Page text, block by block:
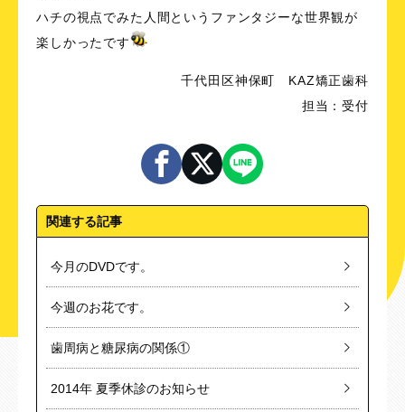
ハチの視点でみた人間というファンタジーな世界観が
楽しかったです
千代田区神保町 KAZ矯正歯科
担当：受付
関連する記事
今月のDVDです。
今週のお花です。
歯周病と糖尿病の関係①
2014年 夏季休診のお知らせ